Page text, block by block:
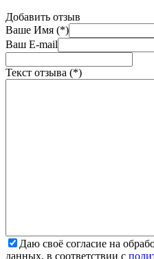
Добавить отзыв
Ваше Имя (*)
Ваш E-mail
Текст отзыва (*)
Даю своё согласие на
данных, в соответствии с